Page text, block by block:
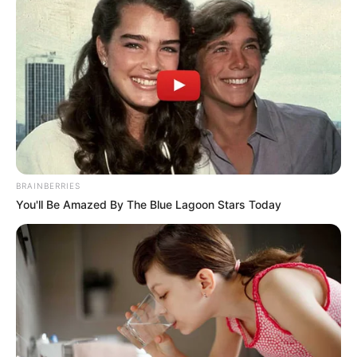
Esta acción tiene consecuencias graves que afectan
directamente la vida administrativa de los ciudadanos.
Quienes no resuelvan su multa pueden ver reflejado este
incumplimiento en suCertificado de Medidas
Correctivas, lo cual puede impedirles acceder a ciertos
servicios o beneficios.
Contratación por entidades del Estado
: El no haber
pagado el comparendo puede generar restricciones
a la hora de ser contratado por organismos
públicos.
Actualizaciones ante la Cámara de Comercio
ciudadanos con comparendos impagos podrían
enfrentar problemas al realizar actualizaciones o
registros en la Cámara de Comercio.
Intereses por mora: La mora genera intereses que
incrementan mes a mes, lo que aumenta
significativamente el valor de la multa a largo
plazo.
BRAINBERRIES
You'll Be Amazed By The Blue Lagoon Stars Today